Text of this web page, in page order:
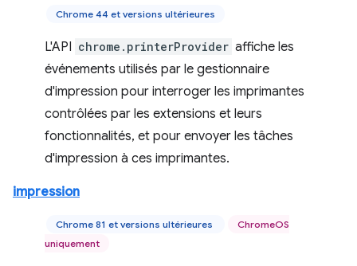
Chrome 44 et versions ultérieures
L'API chrome.printerProvider affiche les
événements utilisés par le gestionnaire
d'impression pour interroger les imprimantes
contrôlées par les extensions et leurs
fonctionnalités, et pour envoyer les tâches
d'impression à ces imprimantes.
impression
Chrome 81 et versions ultérieures
ChromeOS
uniquement